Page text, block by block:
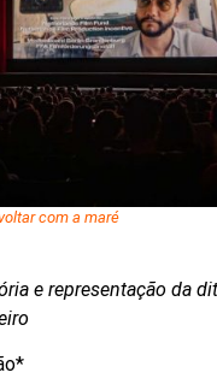
com a maré
e representação da